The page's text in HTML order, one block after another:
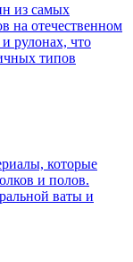
из самых
на отечественном
рулонах, что
типов
которые
и полов.
ваты и